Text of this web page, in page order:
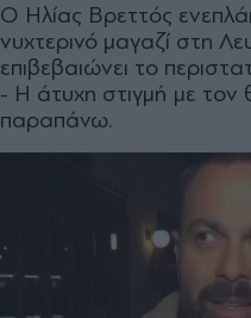
Ο Ηλίας Βρεττός
νυχτερινό μαγαζί στη
επιβεβαιώνει το
- Η άτυχη στιγμή με τον
παραπάνω.